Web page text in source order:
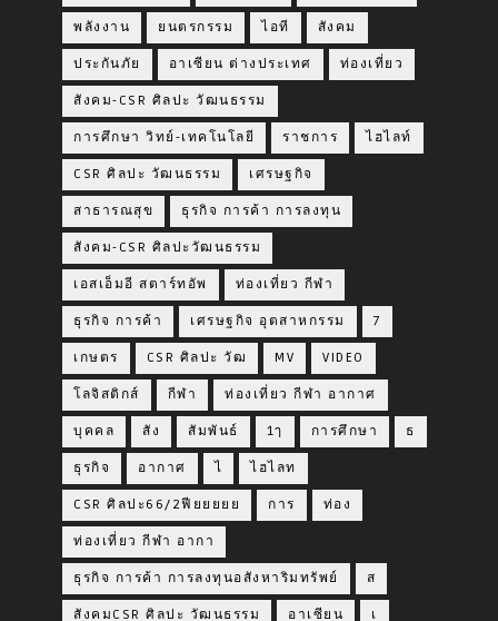
พลังงาน ยนตรกรรม ไอที สังคม
ประกันภัย อาเซียน ต่างประเทศ ท่องเที่ยว
สังคม-CSR ศิลปะ วัฒนธรรม
การศึกษา วิทย์-เทคโนโลยี ราชการ ไฮไลท์
CSR ศิลปะ วัฒนธรรม เศรษฐกิจ
สาธารณสุข ธุรกิจ การค้า การลงทุน
สังคม-CSR ศิลปะวัฒนธรรม
เอสเอ็มอี สตาร์ทอัพ ท่องเที่ยว กีฬา
ธุรกิจ การค้า เศรษฐกิจ อุตสาหกรรม 7
เกษตร CSR ศิลปะ วัฒ MV VIDEO
โลจิสติกส์ กีฬา ท่องเที่ยว กีฬา อากาศ
บุคคล สัง สัมพันธ์ 1ๅ การศึกษา ธ
ธุรกิจ อากาศ ไ ไฮไลท
CSR ศิลปะ66/2ฟียยยยย การ ท่อง
ท่องเที่ยว กีฬา อากา
ธุรกิจ การค้า การลงทุนอสังหาริมทรัพย์ ส
สังคมCSR ศิลปะ วัฒนธรรม อาเซียน เ